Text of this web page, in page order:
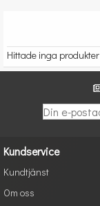
Hittade inga produkter
Kundservice
Kundtjänst
Om oss